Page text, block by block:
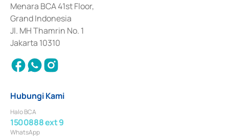
Penerbitan, Transaksi, serta Penatausahaan dan Penyelesaian Transaksi
Surat Berharga Komersial yang izinnya diterbitkan pada tahun 2018.
Menara BCA 41st Floor,
Grand Indonesia
Jl. MH Thamrin No. 1
Jakarta 10310
Hubungi Kami
Halo BCA
1500888 ext 9
WhatsApp